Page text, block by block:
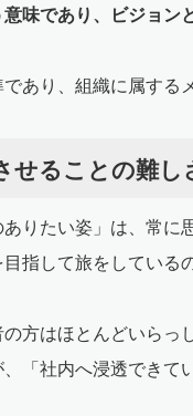
味であり、ビジョ
あり、組織に属する
せることの難し
りたい姿」は、常に
指して旅をしている
方はほとんどいらっ
「社内へ浸透でき